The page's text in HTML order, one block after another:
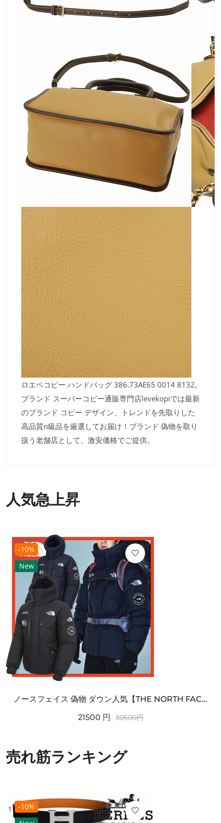
ロエベコピー ハンドバッグ 386.73AE65 0014 8132,
ブランド スーパーコピー通販専門店levekopiでは最新
のブランド コピー デザイン、トレンドを先取りした
高品質n級品を厳選してお届け！ブランド 偽物を取り
扱う老舗店として、激安価格でご提供。
人気急上昇
-10%
New
ノースフェイス 偽物 ダウン人気【THE NORTH FACE】M'S 7 SUMMIT HIM...
21500 円 30500円
売れ筋ランキング
-10%